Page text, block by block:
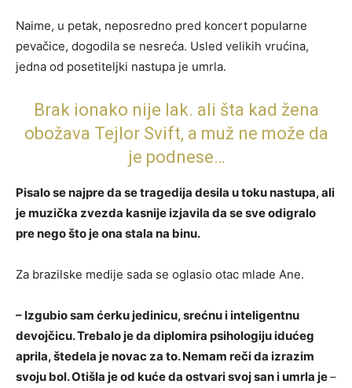
Naime, u petak, neposredno pred koncert popularne
pevačice, dogodila se nesreća. Usled velikih vrućina,
jedna od posetiteljki nastupa je umrla.
Brak ionako nije lak. ali šta kad žena
obožava Tejlor Svift, a muž ne može da
je podnese…
Pisalo se najpre da se tragedija desila u toku nastupa, ali
je muzička zvezda kasnije izjavila da se sve odigralo
pre nego što je ona stala na binu.
Za brazilske medije sada se oglasio otac mlade Ane.
– Izgubio sam ćerku jedinicu, srećnu i inteligentnu
devojčicu. Trebalo je da diplomira psihologiju idućeg
aprila, štedela je novac za to. Nemam reči da izrazim
svoju bol. Otišla je od kuće da ostvari svoj san i umrla je–